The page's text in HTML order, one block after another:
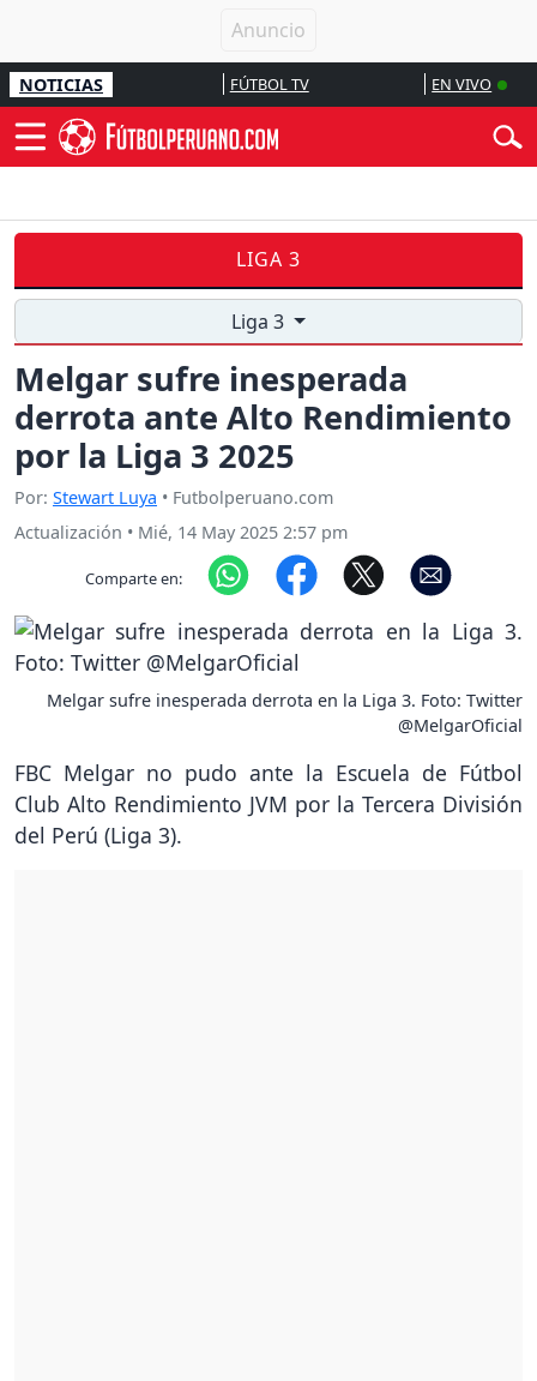
NOTICIAS FÚTBOL TV EN VIVO
LIGA 3
Liga 3
Melgar sufre inesperada
derrota ante Alto Rendimiento
por la Liga 3 2025
Por: Stewart Luya • Futbolperuano.com
Actualización • Mié, 14 May 2025 2:57 pm
Comparte en:
Melgar sufre inesperada derrota en la Liga 3. Foto: Twitter
@MelgarOficial
FBC Melgar no pudo ante la Escuela de Fútbol
Club Alto Rendimiento JVM por la Tercera División
del Perú (Liga 3).